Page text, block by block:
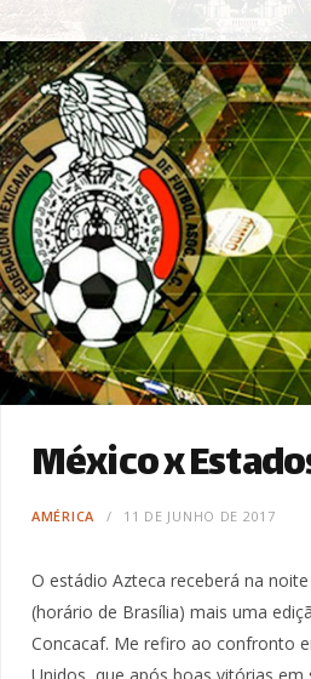
México x
AMÉRICA 11 DE JUNHO DE 2017
­O estádio Azteca receberá na
(horário de Brasília) mais uma
Concacaf. Me refiro ao confronto
Unidos, que após boas vitórias